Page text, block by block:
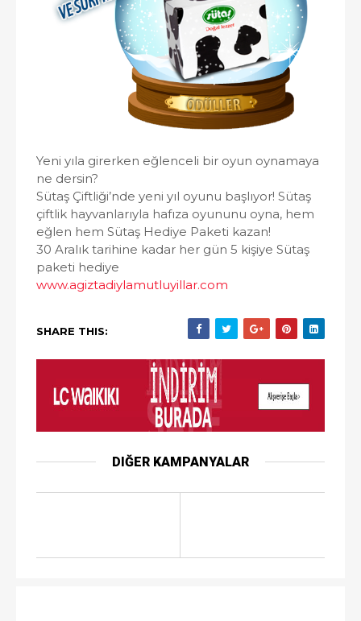
Yeni yıla girerken eğlenceli bir oyun oynamaya
ne dersin?
Sütaş Çiftliği’nde yeni yıl oyunu başlıyor! Sütaş
çiftlik hayvanlarıyla hafıza oyununu oyna, hem
eğlen hem Sütaş Hediye Paketi kazan!
30 Aralık tarihine kadar her gün 5 kişiye Sütaş
paketi hediye
www.agiztadiylamutluyillar.com
SHARE THIS:
DIĞER KAMPANYALAR